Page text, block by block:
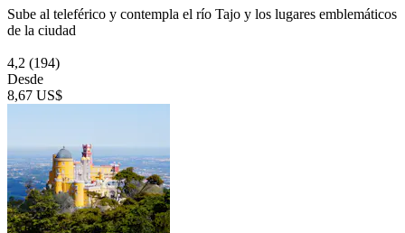
Sube al teleférico y contempla el río Tajo y los lugares emblemáticos
de la ciudad
4,2 (194)
Desde
8,67 US$